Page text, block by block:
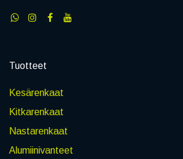
Tuotteet
Kesärenkaat
Kitkarenkaat
Nastarenkaat
Alumiinivanteet